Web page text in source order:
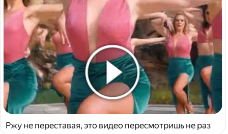
Ржу не переставая, это видео пересмотришь не раз